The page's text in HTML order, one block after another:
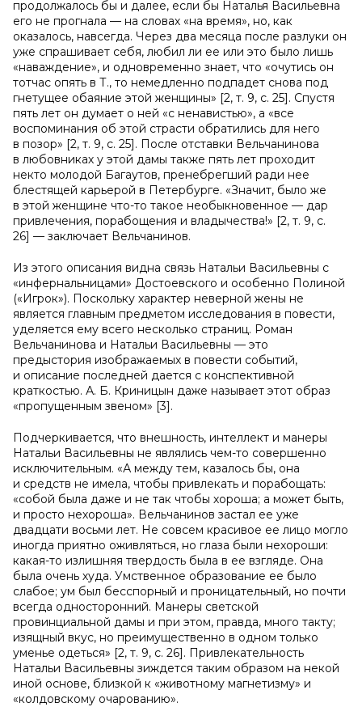
продолжалось бы и далее, если бы Наталья Васильевна
его не прогнала — на словах «на время», но, как
оказалось, навсегда. Через два месяца после разлуки он
уже спрашивает себя, любил ли ее или это было лишь
«наваждение», и одновременно знает, что «очутись он
тотчас опять в Т., то немедленно подпадет снова под
гнетущее обаяние этой женщины» [2, т. 9, с. 25]. Спустя
пять лет он думает о ней «с ненавистью», а «все
воспоминания об этой страсти обратились для него
в позор» [2, т. 9, с. 25]. После отставки Вельчанинова
в любовниках у этой дамы также пять лет проходит
некто молодой Багаутов, пренебрегший ради нее
блестящей карьерой в Петербурге. «Значит, было же
в этой женщине что-то такое необыкновенное — дар
привлечения, порабощения и владычества!» [2, т. 9, с.
26] — заключает Вельчанинов.
Из этого описания видна связь Натальи Васильевны с
«инфернальницами» Достоевского и особенно Полиной
(«Игрок»). Поскольку характер неверной жены не
является главным предметом исследования в повести,
уделяется ему всего несколько страниц. Роман
Вельчанинова и Натальи Васильевны — это
предыстория изображаемых в повести событий,
и описание последней дается с конспективной
краткостью. А. Б. Криницын даже называет этот образ
«пропущенным звеном» [3].
Подчеркивается, что внешность, интеллект и манеры
Натальи Васильевны не являлись чем-то совершенно
исключительным. «А между тем, казалось бы, она
и средств не имела, чтобы привлекать и порабощать:
«собой была даже и не так чтобы хороша; а может быть,
и просто нехороша». Вельчанинов застал ее уже
двадцати восьми лет. Не совсем красивое ее лицо могло
иногда приятно оживляться, но глаза были нехороши:
какая-то излишняя твердость была в ее взгляде. Она
была очень худа. Умственное образование ее было
слабое; ум был бесспорный и проницательный, но почти
всегда односторонний. Манеры светской
провинциальной дамы и при этом, правда, много такту;
изящный вкус, но преимущественно в одном только
уменье одеться» [2, т. 9, с. 26]. Привлекательность
Натальи Васильевны зиждется таким образом на некой
иной основе, близкой к «животному магнетизму» и
«колдовскому очарованию».